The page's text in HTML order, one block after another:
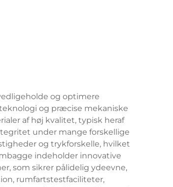
og optimere
og præcise mekaniske
af høj kvalitet, typisk heraf
under mange forskellige
og trykforskelle, hvilket
indeholder innovative
som sikrer pålidelig ydeevne,
rumfartstestfaciliteter,